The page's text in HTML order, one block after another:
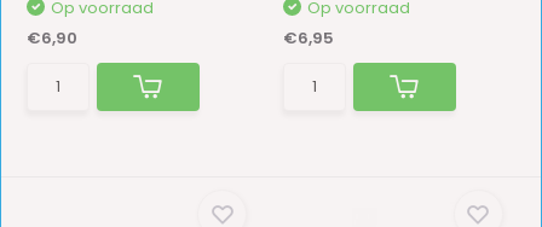
Op voorraad
€6,90
Op voorraad
€6,95